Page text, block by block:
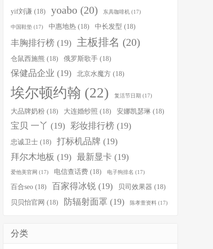
yif刘谦 (18) yoabo (20) 东具咖啡机 (17)
中国鞋垫 (17) 中惠地热 (18) 中长发型 (18)
丰胸排行榜 (19) 主板排名 (20)
仓鼠西施熊 (18) 俄罗斯歌手 (18)
保健品企业 (19) 北京水魔方 (18)
埃尔顿约翰 (22) 复活节日期 (17)
大品牌奶粉 (18) 大连婚纱照 (18) 安娜凯瑟琳 (18)
宝贝 一丫 (19) 彩妆排行榜 (19)
忠诚卫士 (18) 打标机品牌 (19)
拜尔木地板 (19) 最新显卡 (19)
爱他美官网 (17) 电信查话费 (18) 电子狗排名 (17)
百合seo (18) 百家得冰锐 (19) 贝司效果器 (18)
贝贝怡官网 (18) 防辐射面罩 (19) 陈孝萱资料 (17)
分类